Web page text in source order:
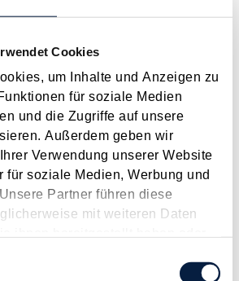
Cookies
um Inhalte und Anzeigen zu
für soziale Medien
und die Zugriffe auf unsere
Außerdem geben wir
Verwendung unserer Website
für soziale Medien, Werbung und
Partner führen diese
mit weiteren Daten
soll auch dem zunehmenden
für Dienstleistungsbetriebe
Generalanwalts liegen vor
wir regelmäßig über Stand der
bezahlten